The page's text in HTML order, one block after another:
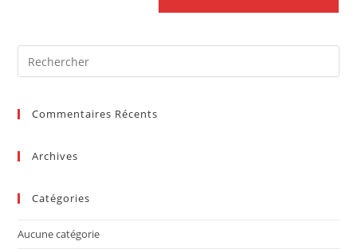
Commentaires Récents
Archives
Catégories
Aucune catégorie